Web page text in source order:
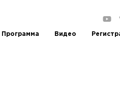
Программа Видео